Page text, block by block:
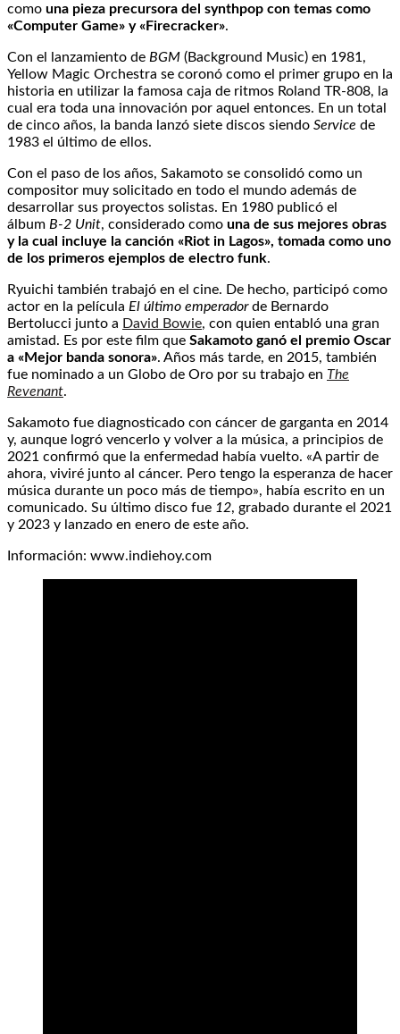
como una pieza precursora del synthpop con temas como
«Computer Game» y «Firecracker».
Con el lanzamiento de BGM (Background Music) en 1981,
Yellow Magic Orchestra se coronó como el primer grupo en la
historia en utilizar la famosa caja de ritmos Roland TR-808, la
cual era toda una innovación por aquel entonces. En un total
de cinco años, la banda lanzó siete discos siendo Service de
1983 el último de ellos.
Con el paso de los años, Sakamoto se consolidó como un
compositor muy solicitado en todo el mundo además de
desarrollar sus proyectos solistas. En 1980 publicó el
álbum B-2 Unit, considerado como una de sus mejores obras
y la cual incluye la canción «Riot in Lagos», tomada como uno
de los primeros ejemplos de electro funk.
Ryuichi también trabajó en el cine. De hecho, participó como
actor en la película El último emperadorde Bernardo
Bertolucci junto a David Bowie, con quien entabló una gran
amistad. Es por este film que Sakamoto ganó el premio Oscar
a «Mejor banda sonora». Años más tarde, en 2015, también
fue nominado a un Globo de Oro por su trabajo en The
Revenant.
Sakamoto fue diagnosticado con cáncer de garganta en 2014
y, aunque logró vencerlo y volver a la música, a principios de
2021 confirmó que la enfermedad había vuelto. «A partir de
ahora, viviré junto al cáncer. Pero tengo la esperanza de hacer
música durante un poco más de tiempo», había escrito en un
comunicado. Su último disco fue 12, grabado durante el 2021
y 2023 y lanzado en enero de este año.
Información: www.indiehoy.com